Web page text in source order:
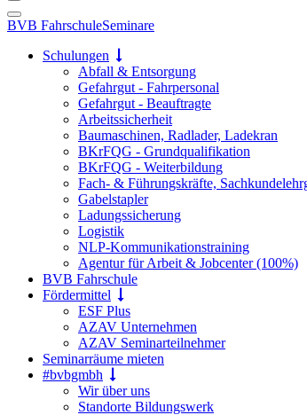
BVB FahrschuleSeminare
Schulungen
Abfall & Entsorgung
Gefahrgut - Fahrpersonal
Gefahrgut - Beauftragte
Arbeitssicherheit
Baumaschinen, Radlader, Ladekran
BKrFQG - Grundqualifikation
BKrFQG - Weiterbildung
Fach- & Führungskräfte,
Gabelstapler
Ladungssicherung
Logistik
NLP-Kommunikationstraining
Agentur für Arbeit & Jobcenter (100%)
BVB Fahrschule
Fördermittel
ESF Plus
AZAV Unternehmen
AZAV Seminarteilnehmer
Seminarräume mieten
#bvbgmbh
Wir über uns
Standorte Bildungswerk